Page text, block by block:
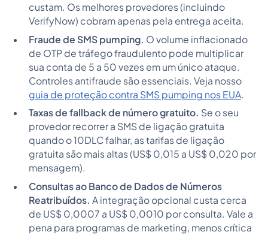
custam. Os melhores provedores (incluindo
VerifyNow) cobram apenas pela entrega aceita.
Fraude de SMS pumping. O volume inflacionado
de OTP de tráfego fraudulento pode multiplicar
sua conta de 5 a 50 vezes em um único ataque.
Controles antifraude são essenciais. Veja nosso
guia de proteção contra SMS pumping nos EUA.
Taxas de fallback de número gratuito. Se o seu
provedor recorrer a SMS de ligação gratuita
quando o 10DLC falhar, as tarifas de ligação
gratuita são mais altas (US$ 0,015 a US$ 0,020 por
mensagem).
Consultas ao Banco de Dados de Números
Reatribuídos. A integração opcional custa cerca
de US$ 0,0007 a US$ 0,0010 por consulta. Vale a
pena para programas de marketing, menos crítica